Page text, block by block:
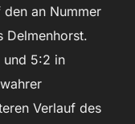
an Nummer
Delmenhorst.
und 5:2 in
Verlauf des